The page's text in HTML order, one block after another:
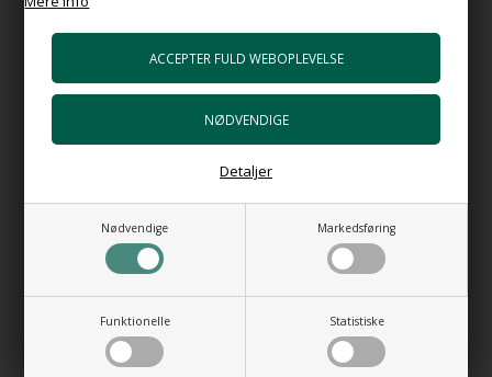
Nødvendige Markedsføring
Funktionelle Statistiske
Detaljer
Gå til varen
HI-TECH 5 Vandlås luksus udgave
Gå til varen
RELATEREDE PRODUKTER